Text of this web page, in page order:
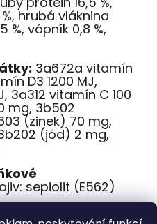
hrubá vláknina
%, vápník 0,8 %,
3a672a vitamín
D3 1200 MJ,
3a312 vitamín C 100
mg, 3b502
(zinek) 70 mg,
(jód) 2 mg,
sepiolit (E562)